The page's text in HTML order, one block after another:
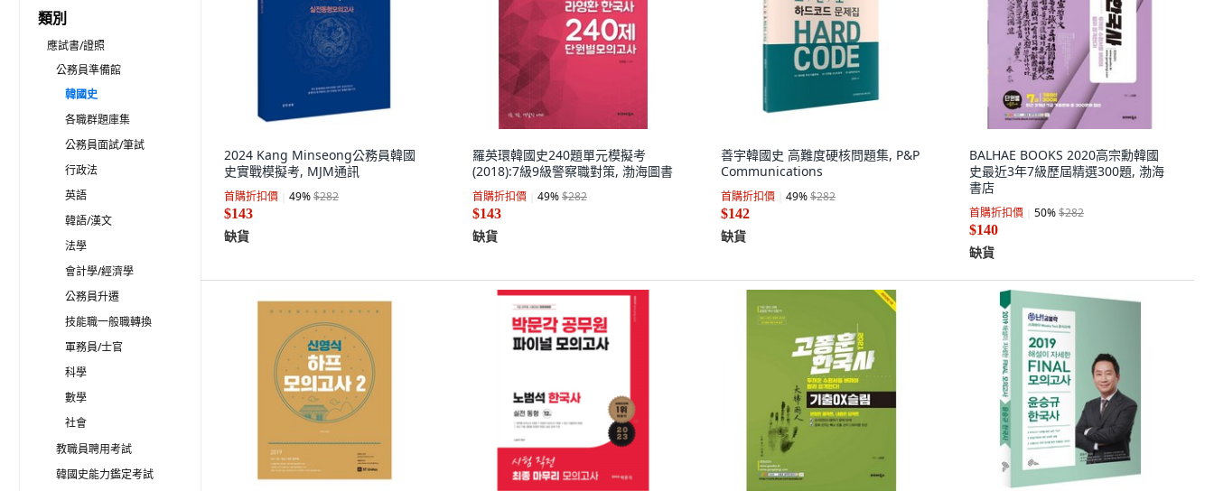
類別
應試書/證照
公務員準備館
韓國史
各職群題庫集
公務員面試/筆試
行政法
英語
韓語/漢文
法學
會計學/經濟學
公務員升遷
技能職一般職轉換
軍務員/士官
科學
數學
社會
教職員聘用考試
韓國史能力鑑定考試
2024 Kang Minseong公務員韓國
史實戰模擬考, MJM通訊
首購折扣價 49%$282
$143
缺貨
羅英環韓國史240題單元模擬考
(2018):7級9級警察職對策, 渤海圖書
首購折扣價 49%$282
$143
缺貨
善宇韓國史 高難度硬核問題集, P&P
Communications
首購折扣價 49%$282
$142
缺貨
BALHAE BOOKS 2020高宗勳韓國
史最近3年7級歷屆精選300題, 渤海
書店
首購折扣價 50%$282
$140
缺貨